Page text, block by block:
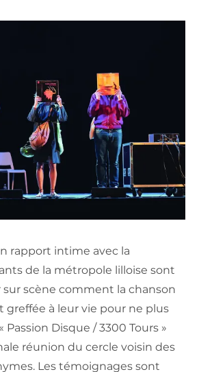
rapport intime avec la
de la métropole lilloise sont
sur scène comment la chanson
greffée à leur vie pour ne plus
Passion Disque / 3300 Tours »
réunion du cercle voisin des
Les témoignages sont